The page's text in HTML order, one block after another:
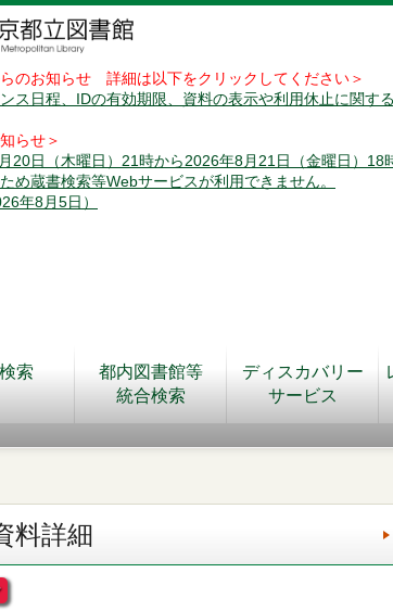
のお知らせ 詳細は以下をクリックしてください＞
ンス日程、IDの有効期限、資料の表示や利用休止に関す
らせ＞
20日（木曜日）21時から2026年8月21日（金曜日）18
め蔵書検索等Webサービスが利用できません。
年8月5日）
索
都内図書館等
統合検索
ディスカバリー
サービス
料詳細